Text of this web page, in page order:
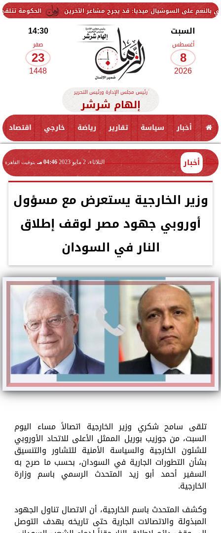
الحكومة تتلقى 229 ألف شكوى وطلب واستفسار خلال يوليو.. ومدبولي يوجه بسرعة الاستجابة للمواطنين السوشيال ميديا: قد يجرح مشاعر الآخرين
السبت
أغسطس
8
2026
14:30
صفر
23
1448
رئيس مجلس الإدارة ورئيس التحرير
إلهام شرشر
أخبار سياسة تقارير رياضة خارجي اقتصاد
أخبار الثلاثاء، 2 مايو 2023 04:46 مـ بتوقيت القاهرة
وزير الخارجية يستعرض مع مسؤول
أوروبي جهود مصر لوقف إطلاق
النار في السودان
تلقى سامح شكري وزير الخارجية اتصالاً مساء اليوم
السبت، من جوزيب بوريل الممثل الأعلى للاتحاد الأوروبي
للشئون الخارجية والسياسة الأمنية للتشاور والتنسيق
بشأن التطورات الجارية في السودان، بحسب ما صرح به
السفير أحمد أبو زيد المتحدث الرسمي باسم وزارة
الخارجية.
وكشف المتحدث باسم الخارجية، أن الاتصال تناول الجهود
المبذولة والاتصالات الجارية حتى تاريخه بهدف التوصل